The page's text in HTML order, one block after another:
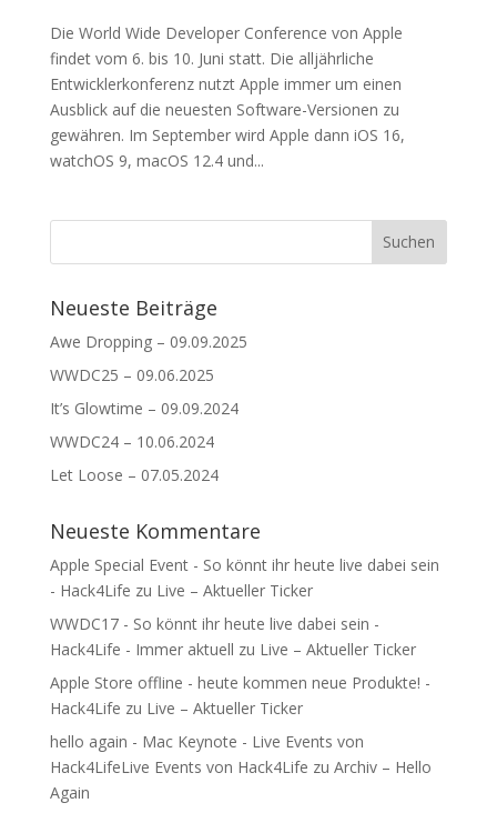
Die World Wide Developer Conference von Apple
findet vom 6. bis 10. Juni statt. Die alljährliche
Entwicklerkonferenz nutzt Apple immer um einen
Ausblick auf die neuesten Software-Versionen zu
gewähren. Im September wird Apple dann iOS 16,
watchOS 9, macOS 12.4 und...
Neueste Beiträge
Awe Dropping – 09.09.2025
WWDC25 – 09.06.2025
It’s Glowtime – 09.09.2024
WWDC24 – 10.06.2024
Let Loose – 07.05.2024
Neueste Kommentare
Apple Special Event - So könnt ihr heute live dabei sein
- Hack4Life zu Live – Aktueller Ticker
WWDC17 - So könnt ihr heute live dabei sein -
Hack4Life - Immer aktuell zu Live – Aktueller Ticker
Apple Store offline - heute kommen neue Produkte! -
Hack4Life zu Live – Aktueller Ticker
hello again - Mac Keynote - Live Events von
Hack4LifeLive Events von Hack4Life zu Archiv – Hello
Again